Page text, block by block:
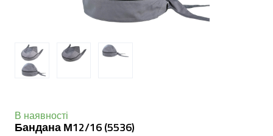
В наявності
Бандана М12/16(5536)